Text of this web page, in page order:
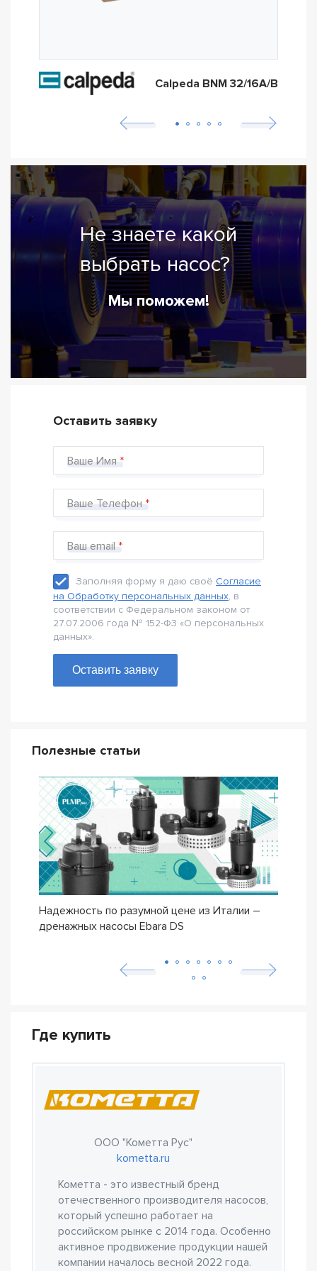
Calpeda BNM 32/16A/B
Не знаете какой
выбрать насос?
Мы поможем!
Оставить заявку
Ваше Имя
Ваше Телефон
Ваш email
Заполняя форму я даю своё Согласие
на Обработку персональных данных, в
соответствии с Федеральном законом от
27.07.2006 года № 152-Ф3 «О персональных
данных».
Оставить заявку
Полезные статьи
Надежность по разумной цене из Италии –
дренажных насосы Ebara DS
Где купить
ООО "Кометта Рус"
kometta.ru
Кометта - это известный бренд
отечественного производителя насосов,
который успешно работает на
российском рынке с 2014 года. Особенно
активное продвижение продукции нашей
компании началось весной 2022 года.